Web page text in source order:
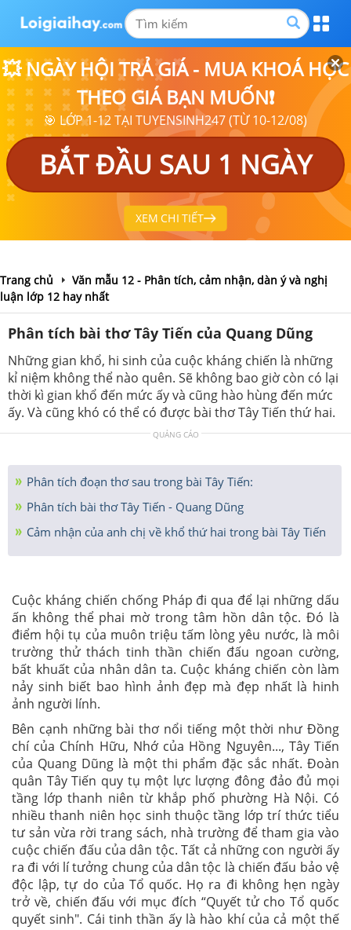
💥 NGÀY HỘI TRẢ GIÁ - MUA KHOÁ HỌC
THEO GIÁ BẠN MUỐN❗
🎯 LỚP 1-12 TẠI TUYENSINH247 (TỪ 10-12/08)
BẮT ĐẦU SAU 1 NGÀY
XEM CHI TIẾT
Trang chủ
Văn mẫu 12 - Phân tích, cảm nhận, dàn ý và nghị
luận lớp 12 hay nhất
Phân tích bài thơ Tây Tiến của Quang Dũng
Những gian khổ, hi sinh của cuộc kháng chiến là những
kỉ niệm không thể nào quên. Sẽ không bao giờ còn có lại
thời kì gian khổ đến mức ấy và cũng hào hùng đến mức
ấy. Và cũng khó có thể có được bài thơ Tây Tiến thứ hai.
QUẢNG CÁO
Phân tích đoạn thơ sau trong bài Tây Tiến:
Phân tích bài thơ Tây Tiến - Quang Dũng
Cảm nhận của anh chị về khổ thứ hai trong bài Tây Tiến
Cuộc kháng chiến chống Pháp đi qua để lại những dấu
ấn không thể phai mờ trong tâm hồn dân tộc. Đó là
điểm hội tụ của muôn triệu tấm lòng yêu nước, là môi
trường thử thách tinh thần chiến đấu ngoan cường,
bất khuất của nhân dân ta. Cuộc kháng chiến còn làm
nảy sinh biết bao hình ảnh đẹp mà đẹp nhất là hinh
ảnh người lính.
Bên cạnh những bài thơ nổi tiếng một thời như Đồng
chí của Chính Hữu, Nhớ của Hồng Nguyên..., Tây Tiến
của Quang Dũng là một thi phẩm đặc sắc nhất. Đoàn
quân Tây Tiến quy tụ một lực lượng đông đảo đủ mọi
tầng lớp thanh niên từ khắp phố phường Hà Nội. Có
nhiều thanh niên học sinh thuộc tầng lớp trí thức tiểu
tư sản vừa rời trang sách, nhà trường để tham gia vào
cuộc chiến đấu của dân tộc. Tất cả những con người ấy
ra đi với lí tưởng chung của dân tộc là chiến đấu bảo vệ
độc lập, tự do của Tổ quốc. Họ ra đi không hẹn ngày
trở về, chiến đấu với mục đích “Quyết tử cho Tổ quốc
quyết sinh". Cái tinh thần ấy là hào khí của cả một thế